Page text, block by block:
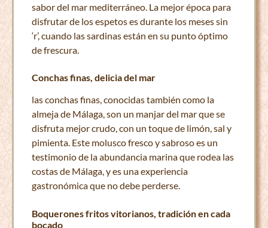
sabor del mar mediterráneo. La mejor época para
disfrutar de los espetos es durante los meses sin
‘r’, cuando las sardinas están en su punto óptimo
de frescura.
Conchas finas, delicia del mar
las conchas finas, conocidas también como la
almeja de Málaga, son un manjar del mar que se
disfruta mejor crudo, con un toque de limón, sal y
pimienta. Este molusco fresco y sabroso es un
testimonio de la abundancia marina que rodea las
costas de Málaga, y es una experiencia
gastronómica que no debe perderse.
Boquerones fritos vitorianos, tradición en cada
bocado